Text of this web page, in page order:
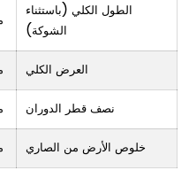
الطول الكلي (باستثناء
الشوكة)
العرض الكلي
نصف قطر الدوران
خلوص الأرض من الصاري